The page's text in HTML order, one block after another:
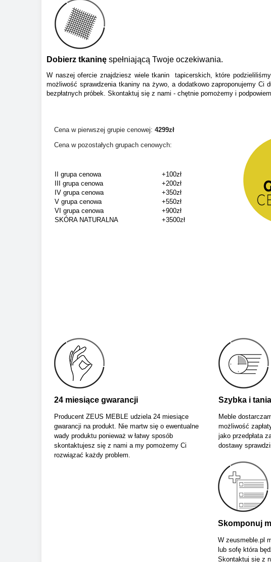
Dobierz tkaninę spełniającą Twoje oczekiwania.
W naszej ofercie znajdziesz wiele tkanin tapicerskich, które
możliwość sprawdzenia tkaniny na żywo, a dodatkowo zaproponujemy
bezpłatnych próbek. Skontaktuj się z nami - chętnie pomożemy i
Cena w pierwszej grupie cenowej: 4299zł
Cena w pozostałych grupach cenowych:
II grupa cenowa
+100zł
III grupa cenowa
+200zł
IV grupa cenowa
+350zł
V grupa cenowa
+550zł
VI grupa cenowa
+900zł
SKÓRA NATURALNA
+3500zł
24 miesiące gwarancji
Producent ZEUS MEBLE udziela 24 miesiące
gwarancji na produkt. Nie martw się o ewentualne
wady produktu ponieważ w łatwy sposób
skontaktujesz się z nami a my pomożemy Ci
rozwiązać każdy problem.
Szybka i
Meble
możliwość
jako przedpłata
dostawy
Skomponuj
W zeusmeble.pl
lub sofę która
Skontaktuj się z